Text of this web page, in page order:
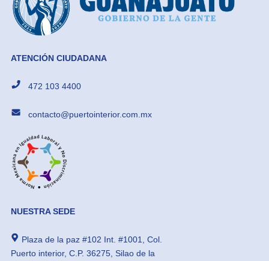
ATENCIÓN CIUDADANA
472 103 4400
contacto@puertointerior.com.mx
NUESTRA SEDE
Plaza de la paz #102 Int. #1001, Col.
Puerto interior, C.P. 36275, Silao de la